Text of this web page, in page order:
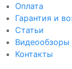
Оплата
Гарантия и
Статьи
Видеообзоры
Контакты